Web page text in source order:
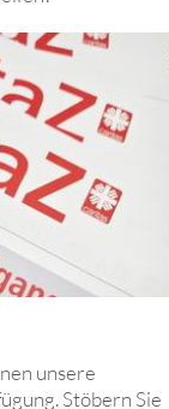
unsere
Stöbern Sie